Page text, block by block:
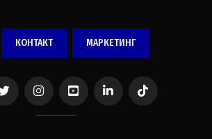
КОНТАКТ МАРКЕТИНГ